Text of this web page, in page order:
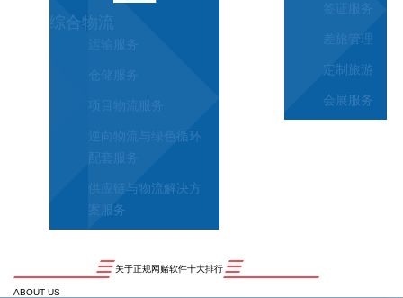
综合物流
运输服务
仓储服务
项目物流服务
逆向物流与绿色循环
配套服务
供应链与物流解决方
案服务
签证服务
差旅管理
定制旅游
会展服务
关于正规网赌软件十大排行
ABOUT US